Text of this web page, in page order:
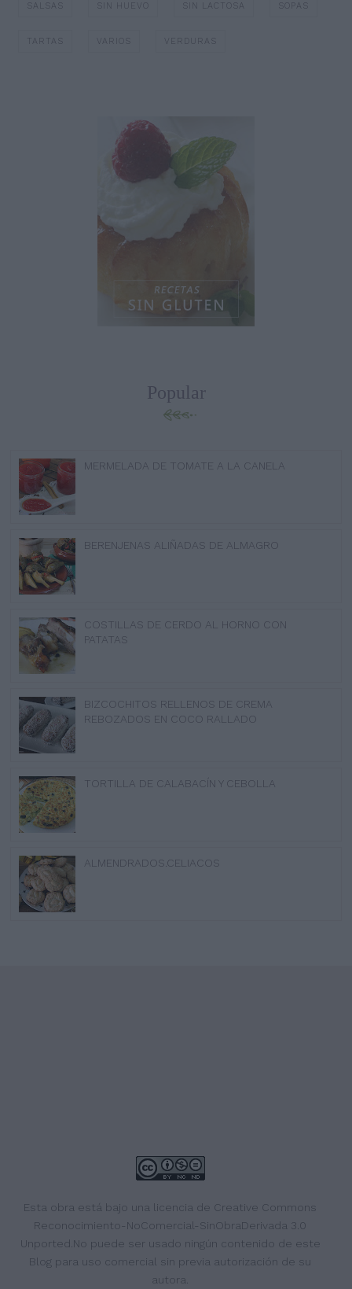
SALSAS SIN HUEVO SIN LACTOSA SOPAS
TARTAS VARIOS VERDURAS
Popular
MERMELADA DE TOMATE A LA CANELA
BERENJENAS ALIÑADAS DE ALMAGRO
COSTILLAS DE CERDO AL HORNO CON
PATATAS
BIZCOCHITOS RELLENOS DE CREMA
REBOZADOS EN COCO RALLADO
TORTILLA DE CALABACÍN Y CEBOLLA
ALMENDRADOS.CELIACOS
Esta obra está bajo una licencia de Creative Commons
Reconocimiento-NoComercial-SinObraDerivada 3.0
Unported .No puede ser usado ningún contenido de este
Blog para uso comercial sin previa autorización de su
autora.